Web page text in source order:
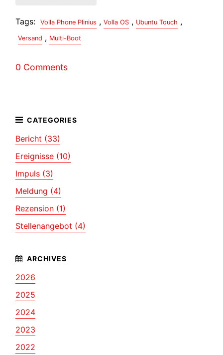
Tags: Volla Phone Plinius , Volla OS , Ubuntu Touch ,
Versand , Multi-Boot
0 Comments
Bericht (33)
Ereignisse (10)
Impuls (3)
Meldung (4)
Rezension (1)
Stellenangebot (4)
2026
2025
2024
2023
2022